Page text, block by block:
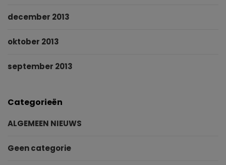
december 2013
oktober 2013
september 2013
Categorieën
ALGEMEEN NIEUWS
Geen categorie